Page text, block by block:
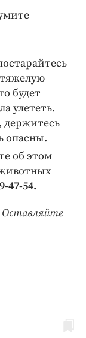
будет
улететь.
держитесь
опасны.
об этом
47-54.
Оставляйте